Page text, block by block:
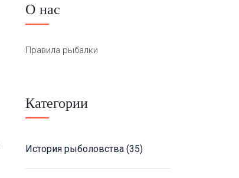
О нас
Правила рыбалки
Категории
История рыболовства (35)